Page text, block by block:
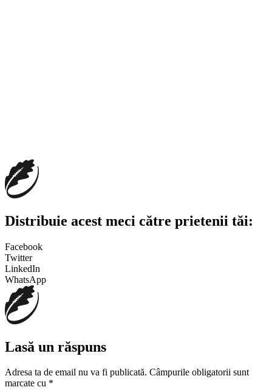
Distribuie acest meci către prietenii tăi:
Facebook
Twitter
LinkedIn
WhatsApp
Lasă un răspuns
Adresa ta de email nu va fi publicată. Câmpurile obligatorii sunt
marcate cu *